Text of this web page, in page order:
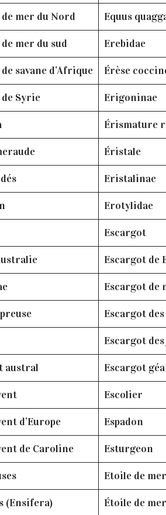
mer du Nord Equus
mer du sud Erebidae
savane d’Afrique Érèse
Syrie Erigoninae
Érismature
Éristale
Eristalinae
Erotylidae
Escargot
Escargot de
Escargot de
Escargot
Escargot
austral Escargot
Escolier
d’Europe Espadon
de Caroline Esturgeon
Etoile de mer
(Ensifera) Étoile de